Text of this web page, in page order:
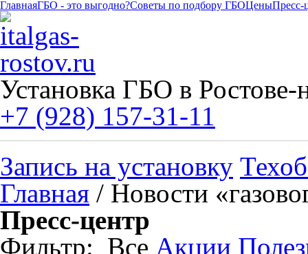
ГлавнаяГБО - это выгодно?Советы по подбору ГБОЦеныПресс-
Установка ГБО в
+7 (928) 157-31-11
Запись на установку
Главная / Новости
Пресс-центр
Фильтр: Все Акции